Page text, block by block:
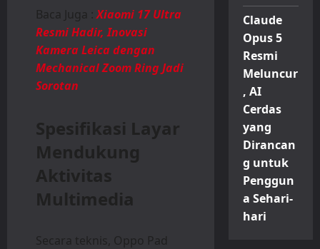
Baca Juga :Xiaomi 17 Ultra
Resmi Hadir, Inovasi
Kamera Leica dengan
Mechanical Zoom Ring Jadi
Sorotan
Spesifikasi Layar
Mendukung
Aktivitas
Multimedia
Secara teknis, Oppo Pad
Claude
Opus 5
Resmi
Meluncur
, AI
Cerdas
yang
Dirancan
g untuk
Penggun
a Sehari-
hari